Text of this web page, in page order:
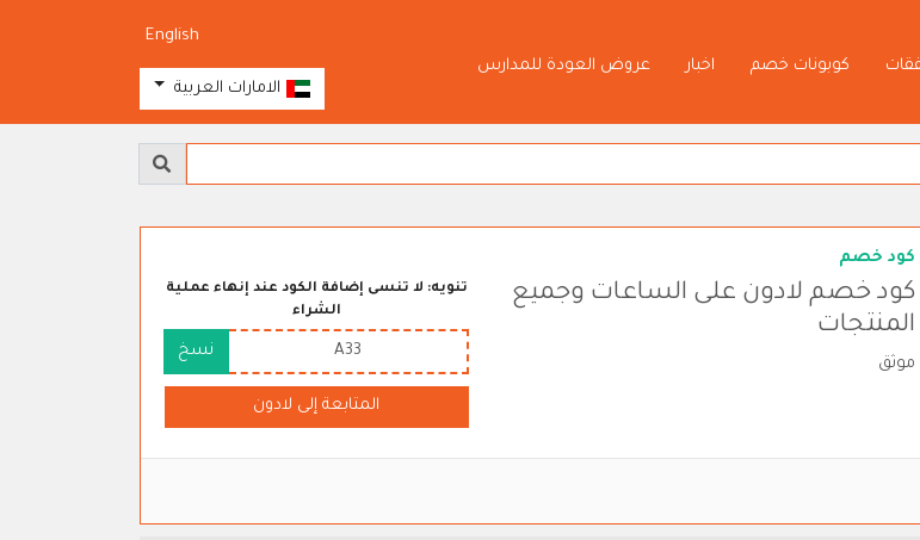
كوبونات خصم اخبار عروض العودة للمدارس
English
الامارات العربية
كود خصم
كود خصم لادون على الساعات وجميع
المنتجات
موثق
تنويه: لا تنسى إضافة الكود عند إنهاء عملية
الشراء
A33 نسخ
المتابعة إلى لادون